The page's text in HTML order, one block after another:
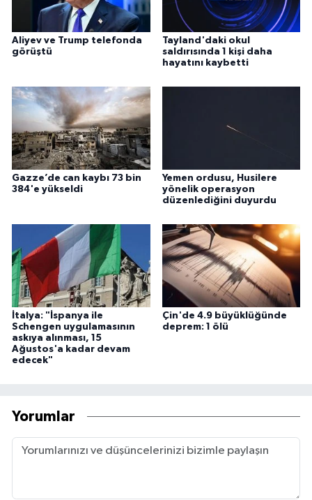
Aliyev ve Trump telefonda
görüştü
Tayland'daki okul
saldırısında 1 kişi daha
hayatını kaybetti
Gazze’de can kaybı 73 bin
384'e yükseldi
Yemen ordusu, Husilere
yönelik operasyon
düzenlediğini duyurdu
İtalya: "İspanya ile
Schengen uygulamasının
askıya alınması, 15
Ağustos'a kadar devam
edecek"
Çin'de 4.9 büyüklüğünde
deprem: 1 ölü
Yorumlar